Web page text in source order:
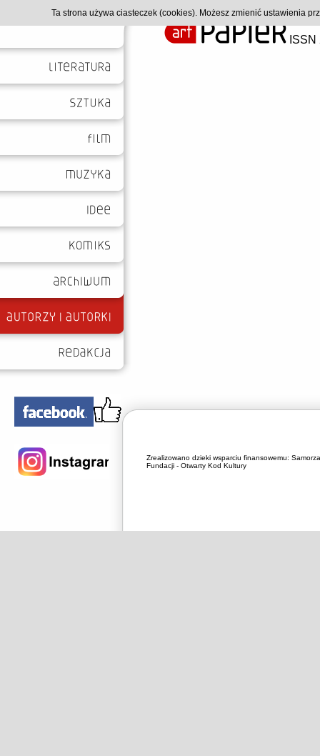
Zrealizowano dzieki wsparciu finansowemu:
Fundacji - Otwarty Kod Kultury
Ta strona używa ciasteczek (cookies). Możesz zmienić ustawienia